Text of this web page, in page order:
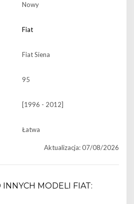
Nowy
Fiat
Fiat Siena
95
[1996 - 2012]
Łatwa
Aktualizacja: 07/08/2026
MODELI FIAT: